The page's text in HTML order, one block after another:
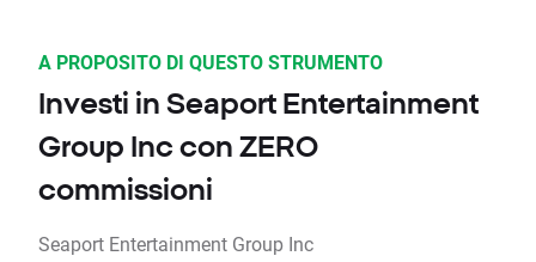
A PROPOSITO DI QUESTO STRUMENTO
Investi in Seaport Entertainment
Group Inc con ZERO
commissioni
Seaport Entertainment Group Inc